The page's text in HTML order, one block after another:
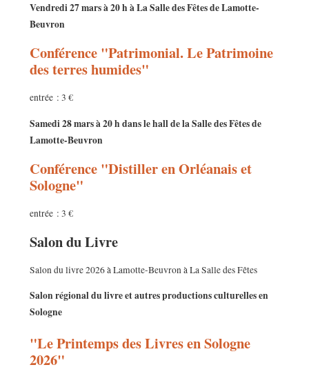
Vendredi 27 mars à 20 h à La Salle des Fêtes de Lamotte-
Beuvron
Conférence "Patrimonial. Le Patrimoine
des terres humides"
entrée : 3 €
Samedi 28 mars à 20 h dans le hall de la Salle des Fêtes de
Lamotte-Beuvron
Conférence "Distiller en Orléanais et
Sologne"
entrée : 3 €
Salon du Livre
Salon du livre 2026 à Lamotte-Beuvron à La Salle des Fêtes
Salon régional du livre et autres productions culturelles en
Sologne
"Le Printemps des Livres en Sologne
2026"